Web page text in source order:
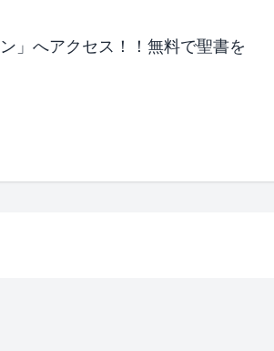
」へアクセス！！無料で聖書を